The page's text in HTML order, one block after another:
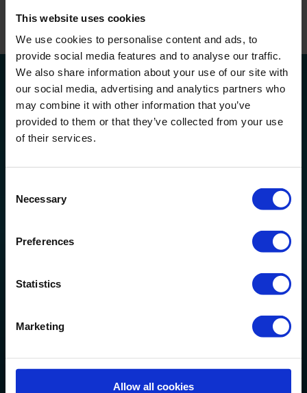
This website uses cookies
We use cookies to personalise content and ads, to
provide social media features and to analyse our traffic.
We also share information about your use of our site with
our social media, advertising and analytics partners who
may combine it with other information that you’ve
provided to them or that they’ve collected from your use
of their services.
Selection
Necessary
Preferences
Statistics
Marketing
Allow all cookies
Robert Wilson BSc. M.W.M.Soc
Het resultaat
Huwa-San TR-50 bleek bij uitstek geschikt voor de
bestrijding van legionella op deze internationale
luchthaven, met een aantal extra voordelen:
Naleving van de hygiënevoorschriften voor
Verlaging van de energiekosten
Industrial Applications